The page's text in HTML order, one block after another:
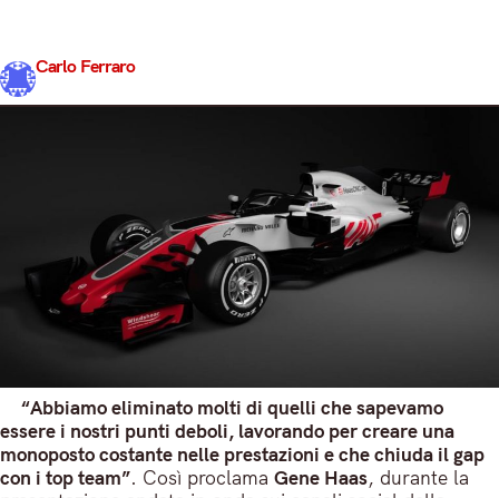
Carlo Ferraro
“Abbiamo eliminato molti di quelli che sapevamo
essere i nostri punti deboli, lavorando per creare una
monoposto costante nelle prestazioni e che chiuda il gap
con i top team”. Così proclama Gene Haas, durante la